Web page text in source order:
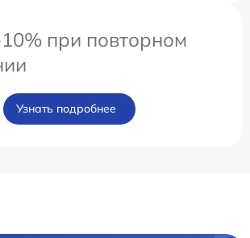
при повторном
Узнать подробнее